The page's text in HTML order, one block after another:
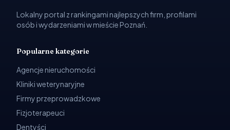
Lokalny portal z rankingami najlepszych firm, profilami
osób i wydarzeniami w mieście Poznań.
Popularne kategorie
Agencje nieruchomości
Kliniki weterynaryjne
Firmy przeprowadzkowe
Fizjoterapeuci
Dentyści